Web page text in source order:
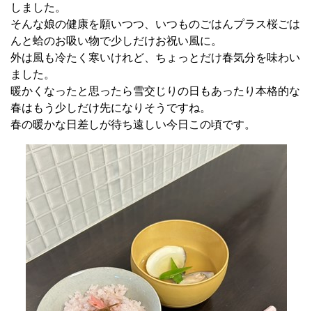
しました。
そんな娘の健康を願いつつ、いつものごはんプラス桜ごは
んと蛤のお吸い物で少しだけお祝い風に。
外は風も冷たく寒いけれど、ちょっとだけ春気分を味わい
ました。
暖かくなったと思ったら雪交じりの日もあったり本格的な
春はもう少しだけ先になりそうですね。
春の暖かな日差しが待ち遠しい今日この頃です。